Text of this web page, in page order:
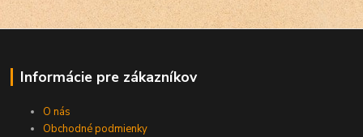
Informácie pre zákazníkov
O nás
Obchodné podmienky